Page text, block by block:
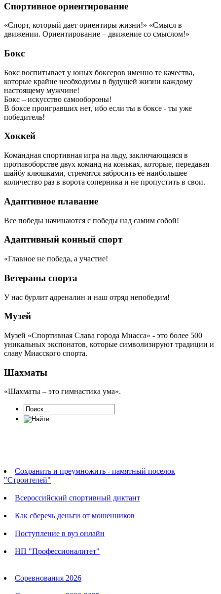
Спортивное ориентирование
«Спорт, который дает ориентиры жизни!» «Смысл в
движении. Ориентирование – движение со смыслом!»
Бокс
Бокс воспитывает у юных боксеров именно те качества,
которые крайне необходимы в будущей жизни каждому
настоящему мужчине!
Бокс – искусство самообороны!
В боксе проигравших нет, ибо если ты в боксе - ты уже
победитель!
Хоккей
Командная спортивная игра на льду, заключающаяся в
противоборстве двух команд на коньках, которые, передавая
шайбу клюшками, стремятся забросить её наибольшее
количество раз в ворота соперника и не пропустить в свои.
Адаптивное плавание
Все победы начинаются с победы над самим собой!
Адаптивный конный спорт
«Главное не победа, а участие!
Ветераны спорта
У нас бурлит адреналин и наш отряд непобедим!
Музей
Музей «Спортивная Слава города Миасса» - это более 500
уникальных экспонатов, которые символизируют традиции и
славу Миасского спорта.
Шахматы
«Шахматы – это гимнастика ума».
Сохранить и преумножить - памятный поселок
"Строителей"
Всероссийский спортивный диктант
Как сберечь деньги от мошенников
Поступление в вуз онлайн
НП "Профессионалитет"
Соревнования 2026